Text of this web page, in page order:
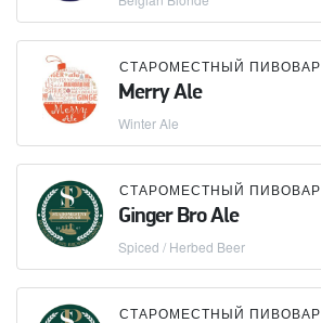
СТАРОМЕСТНЫЙ ПИВОВАР
Merry Ale
Winter Ale
СТАРОМЕСТНЫЙ ПИВОВАР
Ginger Bro Ale
Spiced / Herbed Beer
СТАРОМЕСТНЫЙ ПИВОВАР